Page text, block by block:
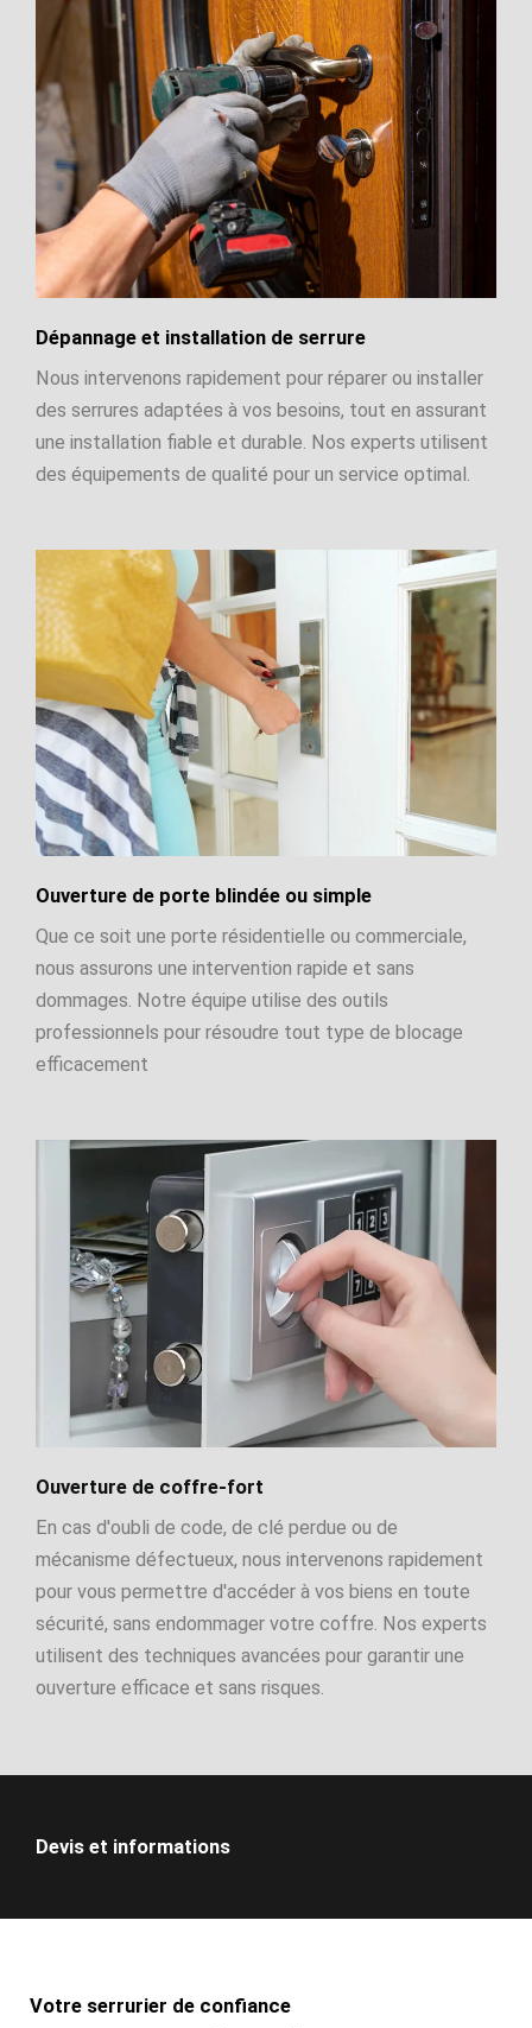
Dépannage et installation de serrure
Nous intervenons rapidement pour réparer ou installer
des serrures adaptées à vos besoins, tout en assurant
une installation fiable et durable. Nos experts utilisent
des équipements de qualité pour un service optimal.
Ouverture de porte blindée ou simple
Que ce soit une porte résidentielle ou commerciale,
nous assurons une intervention rapide et sans
dommages. Notre équipe utilise des outils
professionnels pour résoudre tout type de blocage
efficacement
Ouverture de coffre-fort
En cas d'oubli de code, de clé perdue ou de
mécanisme défectueux, nous intervenons rapidement
pour vous permettre d'accéder à vos biens en toute
sécurité, sans endommager votre coffre. Nos experts
utilisent des techniques avancées pour garantir une
ouverture efficace et sans risques.
Devis et informations
Votre serrurier de confiance